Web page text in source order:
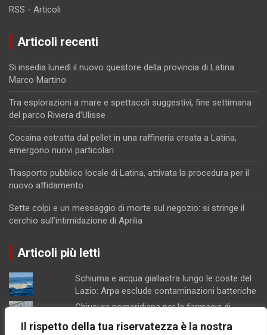
Il rispetto della tua riservatezza è la nostra
RSS - Articoli
Articoli recenti
Si insedia lunedì il nuovo questore della provincia di Latina
Marco Martino
Tra esplorazioni a mare e spettacoli suggestivi, fine settimana
del parco Riviera d’Ulisse
Cocaina estratta dal pellet in una raffineria creata a Latina,
emergono nuovi particolari
Trasporto pubblico locale di Latina, attivata la procedura per il
nuovo affidamento
Sette colpi e un messaggio di morte sul negozio: si stringe il
cerchio sull’intimidazione di Aprilia
Articoli più letti
Schiuma e acqua giallastra lungo le coste del
Lazio: Arpa esclude contaminazioni batteriche
Chiusura pomeridiana per la farmacia di
Formia, "manca il personale"